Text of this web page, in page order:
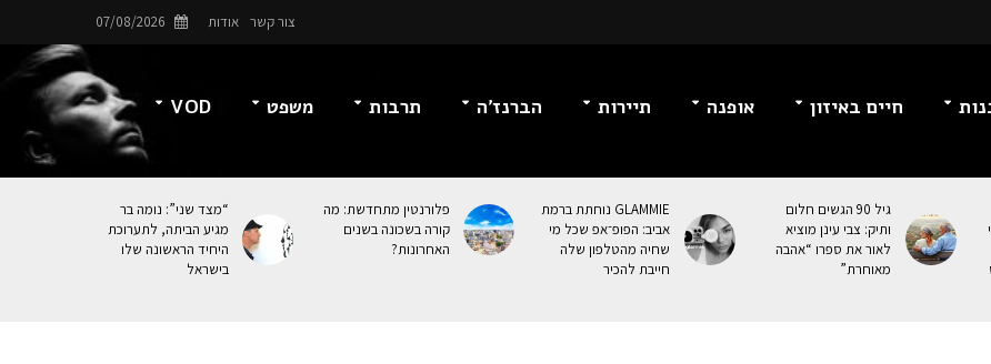
צור קשר אודות 07/08/2026
חיים באיזון אופנה תיירות הברנז’ה תרבות משפט VOD
גיל 90 הגשים חלום
ותיק: צבי עינן מוציא
לאור את ספרו “אהבה
מאוחרת”
GLAMMIE נוחתת ברמת
אביב: הפופ־אפ שכל מי
שחיה מהטלפון שלה
חייבת להכיר
פלורנטין מתחדשת: מה
קורה בשכונה בשנים
האחרונות?
“מצד שני”: נומה בר
מגיע הביתה, לתערוכת
היחיד הראשונה שלו
בישראל